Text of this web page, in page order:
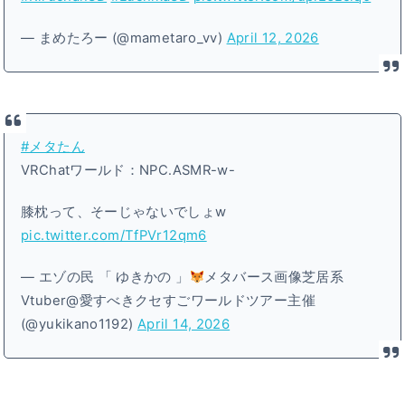
— まめたろー (@mametaro_vv) April 12, 2026
#メタたん
VRChatワールド：NPC․ASMR-w-
膝枕って、そーじゃないでしょw
pic.twitter.com/TfPVr12qm6
— エゾの民 「 ゆきかの 」
メタバース画像芝居系
Vtuber@愛すべきクセすごワールドツアー主催
(@yukikano1192) April 14, 2026